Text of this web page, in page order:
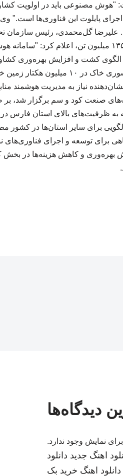
"هوش مصنوعی باید در اولویت
پایلوت این فناوری‌ها است."
علیرضا گل‌محمدی، رئیس سازمان
ترویج کشاورزی، با اشاره به افزایش تولیدات کشاورزی از ۲۵ به ۱۳۵ میلیون
الگوی کشت و افزایش بهره‌وری
است. هادی اسدی رحمانی، رئیس مؤسسه خاک و آب کشور، از
نیاز به مدیریت هوشمند
صنعت کود و سم برگزار شد، بر
به ظرفیت‌های بالای استان فارس
برای سایر استان‌ها در کشور
برای توسعه و اجرای فناوری‌های
بهره‌وری و کاهش هزینه‌ها در
دیدگاه‌ها
نمایش وجود ندارد.
اهنگ جدید دانلود
دانلود اهنگ خرید بک